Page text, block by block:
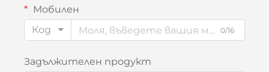
Мобилен
Код
0/16
Задължителен продукт